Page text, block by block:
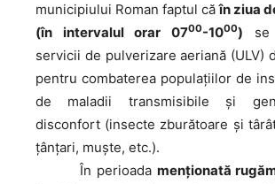
municipiului Roman faptul căîn ziua
(în intervalul orar 0700-1000) se
servicii de pulverizare aeriană (ULV)
pentru combaterea populaţiilor de
de maladii transmisibile şi
disconfort (insecte zburătoare şi
ţânţari, muşte, etc.).
În perioada menţionată